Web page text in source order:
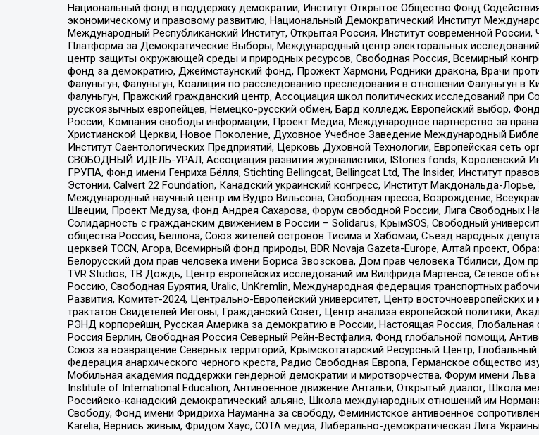
Национальный фонд в поддержку демократии, Институт Открытое Общество Фонд
экономическому и правовому развитию, Национальный Демократический Институт
Международный Республиканский Институт, Открытая Россия, Институт современной
Платформа за Демократические Выборы, Международный центр электоральных
центр защиты окружающей среды и природных ресурсов, Свободная Россия, Всемирный
фонд за демократию, Джеймстаунский фонд, Прожект Хармони, Родники дракона, Врачи
Фалуньгун, Фалуньгун, Коалиция по расследованию преследования в отношении Фалуньгун в
Фалуньгун, Пражский гражданский центр, Ассоциация школ политических исследований при
русскоязычных европейцев, Немецко-русский обмен, Бард колледж, Европейский выбор,
России, Компания свободы информации, Проект Медиа, Международное партнерство за права
Христианской Церкви, Новое Поколение, Духовное Учебное Заведение Международный
Институт Саентологических Предприятий, Церковь Духовной Технологии, Европейская
СВОБОДНЫЙ ИДЕЛЬ-УРАЛ, Ассоциация развития журналистики, IStories fonds,
ГРУПА, Фонд имени Генриха Бёлля, Stichting Bellingcat, Bellingcat Ltd, The Insider, Институт
Эстонии, Calvert 22 Foundation, Канадский украинский конгресс, Институт Макдональда-
Международный научный центр им Вудро Вильсона, Свободная пресса, Возрождение,
Швеции, Проект Медуза, Фонд Андрея Сахарова, Форум свободной России, Лига Свободных
Солидарность с гражданским движением в России – Solidarus, КрымSOS, Свободный
общества Россия, Беллона, Союз жителей островов Тисима и Хабомаи, Съезд народных
церквей TCCN, Агора, Всемирный фонд природы, BDR Novaja Gazeta-Europe, Алтай проект,
Белорусский дом прав человека имени Бориса Звозскова, Дом прав человека Тбилиси, Дом
TVR Studios, ТВ Дождь, Центр европейских исследований им Вилфрида Мартенса, Сетевое
Россию, Свободная Бурятия, Uralic, UnKremlin, Международная федерация транспортных
Развития, Комитет-2024, Центрально-Европейский университет, Центр
трактатов Свидетелей Иеговы, Гражданский Совет, Центр анализа европейской политики,
РЭНД корпорейшн, Русская Америка за демократию в России, Настоящая Россия,
Россия Берлин, Свободная Россия Северный Рейн-Вестфалия, Фонд глобальной помощи,
Союз за возвращение Северных территорий, Крымскотатарский Ресурсный Центр,
Федерация анархического черного креста, Радио Свободная Европа, Германское общество
Мобильная академия поддержки гендерной демократии и миротворчества, Форум имени
Institute of International Education, Антивоенное движение Антальи, Открытый диалог, Школа
Российско-канадский демократический альянс, Школа международных отношений им
Свободу, Фонд имени Фридриха Науманна за свободу, Феминистское антивоенное
Karelia, Вернись живым, Фридом Хаус, СОТА медиа, Либерально-демократическая Лига Украины